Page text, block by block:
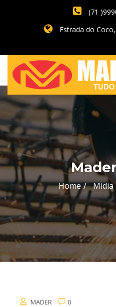
(71
Estrada do
Home Mídia
MADER 0